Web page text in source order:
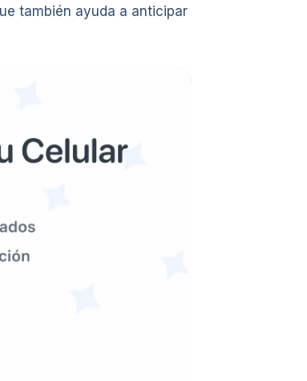
también ayuda a anticipar